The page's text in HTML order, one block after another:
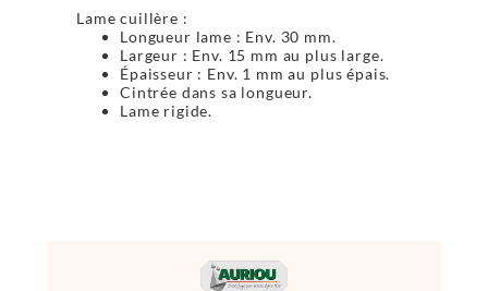
Lame cuillère :
Longueur lame : Env. 30 mm.
Largeur : Env. 15 mm au plus large.
Épaisseur : Env. 1 mm au plus épais.
Cintrée dans sa longueur.
Lame rigide.